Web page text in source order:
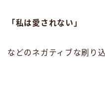
「私は愛されない」
などのネガティブな刷り